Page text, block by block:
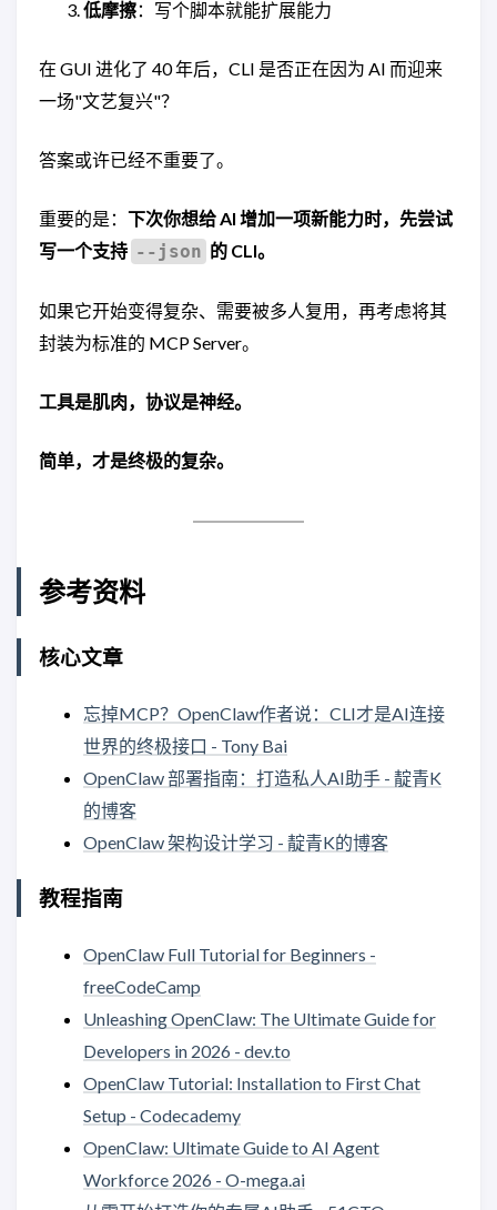
低摩擦：写个脚本就能扩展能力
在 GUI 进化了 40 年后，CLI 是否正在因为 AI 而迎来
一场"文艺复兴"？
答案或许已经不重要了。
重要的是： 下次你想给 AI 增加一项新能力时，先尝试
写一个支持 --json 的 CLI。
如果它开始变得复杂、需要被多人复用，再考虑将其
封装为标准的 MCP Server。
工具是肌肉，协议是神经。
简单，才是终极的复杂。
参考资料
核心文章
忘掉MCP？OpenClaw作者说：CLI才是AI连接
世界的终极接口 - Tony Bai
OpenClaw 部署指南：打造私人AI助手 - 靛青K
的博客
OpenClaw 架构设计学习 - 靛青K的博客
教程指南
OpenClaw Full Tutorial for Beginners -
freeCodeCamp
Unleashing OpenClaw: The Ultimate Guide for
Developers in 2026 - dev.to
OpenClaw Tutorial: Installation to First Chat
Setup - Codecademy
OpenClaw: Ultimate Guide to AI Agent
Workforce 2026 - O-mega.ai